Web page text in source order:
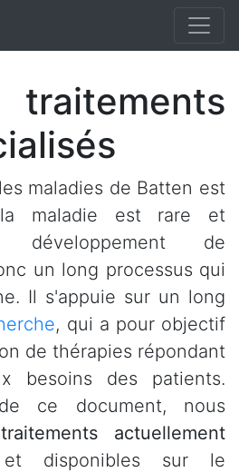
maladies de Batten est
maladie est rare et
développement de
un long processus qui
Il s'appuie sur un long
, qui a pour objectif
de thérapies répondant
besoins des patients.
ce document, nous
traitements actuellement
disponibles sur le